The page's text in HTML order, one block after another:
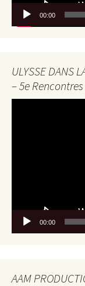
00:00
ULYSSE DANS
– 5e
00:00
AAM